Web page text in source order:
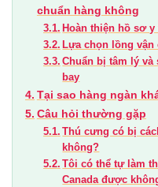
chuẩn hàng không
Hoàn thiện hồ sơ
Lựa chọn lồng vận
Chuẩn bị tâm lý
bay
Tại sao hàng ngàn
Câu hỏi thường gặp
Thú cưng có bị
không?
Tôi có thể tự làm
Canada được